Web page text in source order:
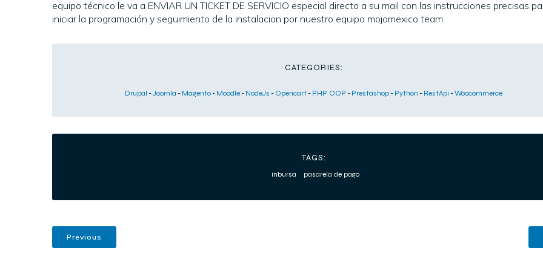
equipo técnico le va a ENVIAR UN TICKET DE SERVICIO especial directo a su mail con las instrucciones precisas
iniciar la programación y seguimiento de la instalacion por nuestro equipo mojomexico team.
CATEGORIES:
Drupal -Joomla - Magento - Moodle - NodeJs - Opencart - PHP OOP - Prestashop - Python - RestApi -Woocommerce
TAGS:
inbursa pasarela de pago
Previous